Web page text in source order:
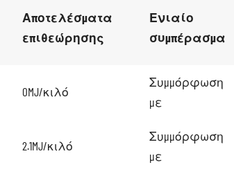
Αποτελέσματα
επιθεώρησης
Ενιαίο
συμπέρασμα
0MJ/κιλό
Συμμόρφωση
με
2.1MJ/κιλό
Συμμόρφωση
με